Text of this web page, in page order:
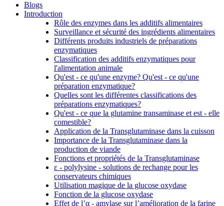
Blogs
Introduction
Rôle des enzymes dans les additifs alimentaires
Surveillance et sécurité des ingrédients alimentaires
Différents produits industriels de préparations
enzymatiques
Classification des additifs enzymatiques pour
l'alimentation animale
Qu'est - ce qu'une enzyme? Qu'est - ce qu'une
préparation enzymatique?
Quelles sont les différentes classifications des
préparations enzymatiques?
Qu'est - ce que la glutamine transaminase et est - elle
comestible?
Application de la Transglutaminase dans la cuisson
Importance de la Transglutaminase dans la
production de viande
Fonctions et propriétés de la Transglutaminase
ε - polylysine - solutions de rechange pour les
conservateurs chimiques
Utilisation magique de la glucose oxydase
Fonction de la glucose oxydase
Effet de l’α - amylase sur l’amélioration de la farine